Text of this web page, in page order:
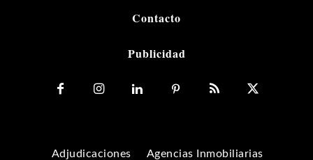
Contacto
Publicidad
Adjudicaciones
Agencias Inmobiliarias